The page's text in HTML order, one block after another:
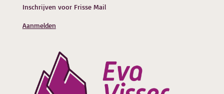
Inschrijven voor Frisse Mail
Aanmelden